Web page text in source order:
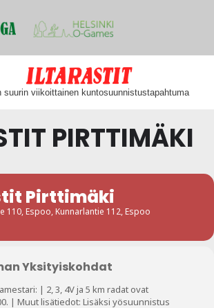
suurin viikoittainen kuntosuunnistustapahtuma
PIRTTIMÄKI
Pirttimäki
110, Espoo, Kunnarlantie 112, Espoo
Yksityiskohdat
| 2, 3, 4V ja 5 km radat ovat
| Muut lisätiedot: Lisäksi yösuunnistus